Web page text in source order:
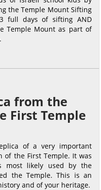
the Temple Mount Sifting
full days of sifting AND
Temple Mount as part of
from the
First Temple
of a very important
of the First Temple. It was
most likely used by the
the Temple. This is an
and of your heritage.